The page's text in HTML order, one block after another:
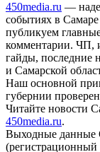
450media.ru —
событиях в
публикуем
комментарии. ЧП,
гайды, последние
и Самарской
Наш основной
губернии
Читайте новости
450media.ru.
Выходные